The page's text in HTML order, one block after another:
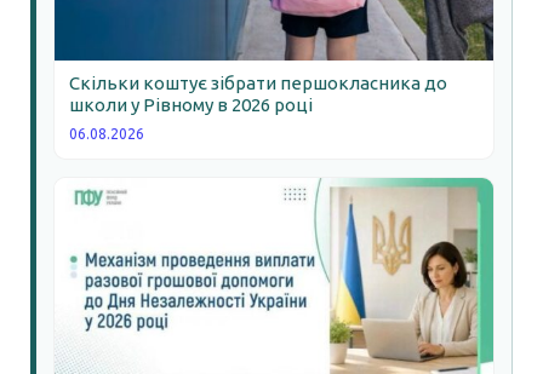
Скільки коштує зібрати першокласника до
школи у Рівному в 2026 році
06.08.2026